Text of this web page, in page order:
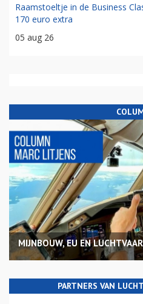
Raamstoeltje in de Business
170 euro extra
05 aug 26
MIJNBOUW, EU EN
PARTNERS VAN